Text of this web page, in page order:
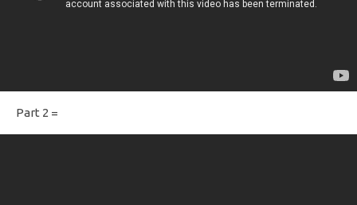
Part 2 =